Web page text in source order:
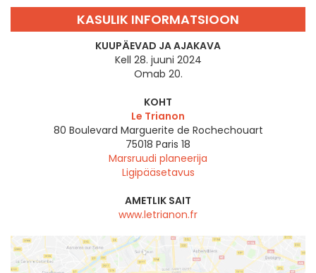
KASULIK INFORMATSIOON
KUUPÄEVAD JA AJAKAVA
Kell 28. juuni 2024
Omab 20.
KOHT
Le Trianon
80 Boulevard Marguerite de Rochechouart
75018 Paris 18
Marsruudi planeerija
Ligipääsetavus
AMETLIK SAIT
www.letrianon.fr